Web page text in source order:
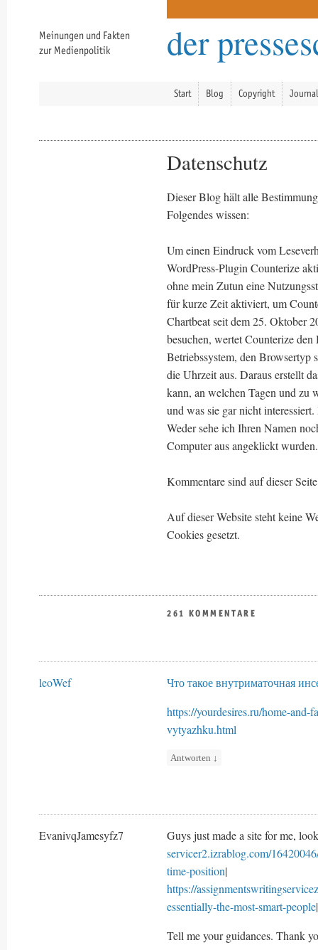
Meinungen und Fakten
zur Medienpolitik
der
Start Blog Copyright
Datenschutz
Dieser Blog hält alle
Folgendes wissen:
Um einen Eindruck vom
WordPress-Plugin Counterize
ohne mein Zutun eine
für kurze Zeit aktiviert, um
Chartbeat seit dem 25. Oktober
besuchen, wertet Counterize
Betriebssystem, den Browsertyp
die Uhrzeit aus. Daraus erstellt
kann, an welchen Tagen und zu
und was sie gar nicht
Weder sehe ich Ihren Namen
Computer aus angeklickt wurden.
Kommentare sind auf dieser
Auf dieser Website steht keine
Cookies gesetzt.
261 KOMMENTARE
leoWef
Что такое внутриматочная
https://yourdesires.ru/home-
vytyazhku.html
Antworten ↓
EvanivqJamesyfz7
Guys just made a site for me,
servicer2.izrablog.com/
time-position|
https://
essentially-the-most-smart-people|
Tell me your guidances. Thank